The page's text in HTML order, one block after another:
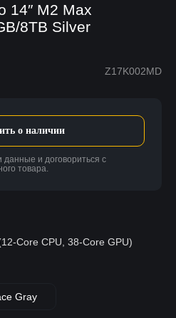
14″ M2 Max
8TB Silver
Z17K002MD
Core CPU, 38-Core GPU)
Gray
о наличии
и договориться с
товара.